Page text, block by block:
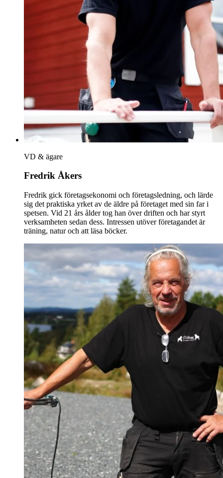
VD & ägare
Fredrik Åkers
Fredrik gick företagsekonomi och företagsledning, och lärde
sig det praktiska yrket av de äldre på företaget med sin far i
spetsen. Vid 21 års ålder tog han över driften och har styrt
verksamheten sedan dess. Intressen utöver företagandet är
träning, natur och att läsa böcker.